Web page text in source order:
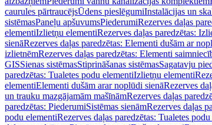
caurules pārtraucējsŪdens pieslēgumiInstalācijas un
sistēmasPaneļu apšuvumsPiederumiRezerves daļas
elementiIzlietņu elementiRezerves daļas paredzētas:
sienāRezerves daļas paredzētas: Elementi dušām ar
izlietnēmRezerves daļas paredzētas: Elementi
GISSienas sistēmasStiprināšanas sistēmasSagatavju
paredzētas: Tualetes podu elementiIzlietņu elementi
elementiElementi dušām arar noplūdi sienāRezerves
un trauku mazgājamām mašīnāmRezerves daļas
paredzētas: PiederumiSistēmas sienāmRezerves daļas
podu elementiRezerves daļas paredzētas: Tualetes